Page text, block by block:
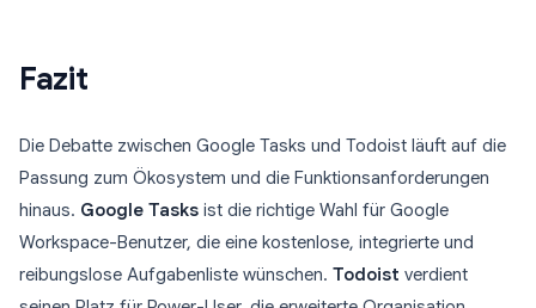
Fazit
Die Debatte zwischen Google Tasks und Todoist läuft auf die
Passung zum Ökosystem und die Funktionsanforderungen
hinaus. Google Tasks ist die richtige Wahl für Google
Workspace-Benutzer, die eine kostenlose, integrierte und
reibungslose Aufgabenliste wünschen. Todoist verdient